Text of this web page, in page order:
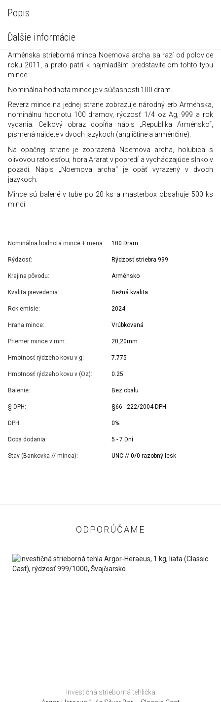
Popis
Ďalšie informácie
Arménska strieborná minca Noemova archa sa razí od polovice
roku 2011, a preto patrí k najmladším predstaviteľom tohto typu
mince.
Nominálna hodnota mince je v súčasnosti 100 dram.
Reverz mince na jednej strane zobrazuje národný erb Arménska,
nominálnu hodnotu 100 dramov, rýdzosť 1/4 oz Ag, 999 a rok
vydania. Celkový obraz dopĺňa nápis „Republika Arménsko“,
písmená nájdete v dvoch jazykoch (angličtine a arménčine).
Na opačnej strane je zobrazená Noemova archa, holubica s
olivovou ratolesťou, hora Ararat v popredí a vychádzajúce slnko v
pozadí. Nápis „Noemova archa“ je opäť vyrazený v dvoch
jazykoch.
Mince sú balené v tube po 20 ks a masterbox obsahuje 500 ks
mincí.
Nominálna hodnota mince + mena: 100 Dram
Rýdzosť: Rýdzosť striebra 999
Krajina pôvodu: Arménsko
Kvalita prevedenia: Bežná kvalita
Rok emisie: 2024
Hrana mince: Vrúbkovaná
Priemer mince v mm: 20,20mm
Hmotnosť rýdzeho kovu v g: 7.775
Hmotnosť rýdzeho kovu v (Oz): 0.25
Balenie: Bez obalu
§ DPH: §66 - 222/2004 DPH
DPH: 0%
Doba dodania: 5 - 7 Dní
Stav (Bankovka // minca): UNC // 0/0 razobný lesk
ODPORÚČAME
Investičná strieborná tehlička